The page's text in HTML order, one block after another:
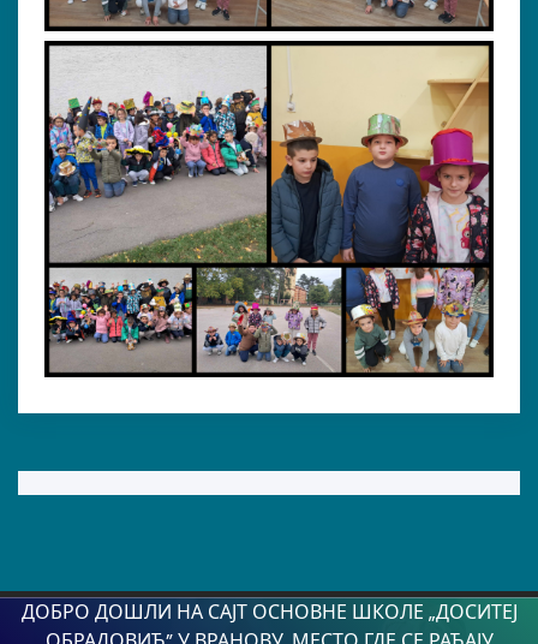
ДОБРО ДОШЛИ НА САЈТ ОСНОВНЕ ШКОЛЕ „ДОСИТЕЈ